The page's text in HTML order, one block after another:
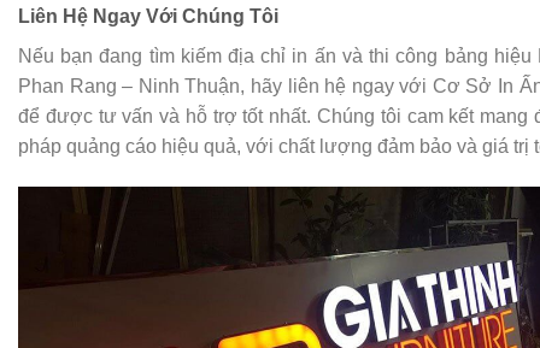
Liên Hệ Ngay Với Chúng Tôi
Nếu bạn đang tìm kiếm địa chỉ in ấn và thi công bảng
Phan Rang – Ninh Thuận, hãy liên hệ ngay với Cơ Sở In
để được tư vấn và hỗ trợ tốt nhất. Chúng tôi cam kết mang
pháp quảng cáo hiệu quả, với chất lượng đảm bảo và giá trị